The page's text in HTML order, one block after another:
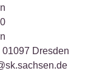
01097 Dresden